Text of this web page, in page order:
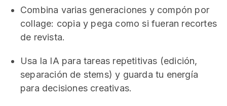
Combina varias generaciones y compón por
collage: copia y pega como si fueran recortes
de revista.
Usa la IA para tareas repetitivas (edición,
separación de stems) y guarda tu energía
para decisiones creativas.